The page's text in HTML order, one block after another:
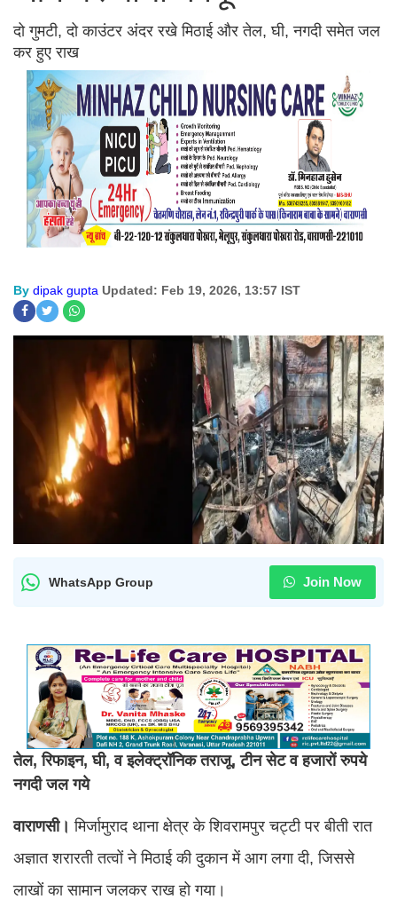
दो गुमटी, दो काउंटर अंदर रखे मिठाई और तेल, घी, नगदी समेत जल
कर हुए राख
By dipak gupta Updated: Feb 19, 2026, 13:57 IST
WhatsApp Group Join Now
तेल, रिफाइन, घी, व इलेक्ट्रॉनिक तराजू, टीन सेट व हजारों रुपये
नगदी जल गये
वाराणसी। मिर्जामुराद थाना क्षेत्र के शिवरामपुर चट्टी पर बीती रात
अज्ञात शरारती तत्वों ने मिठाई की दुकान में आग लगा दी, जिससे
लाखों का सामान जलकर राख हो गया।